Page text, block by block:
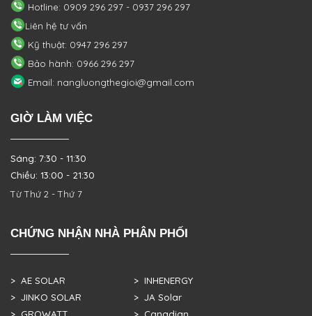
Hotline: 0909 296 297 - 0937 296 297
Liên hệ tư vấn
Kỹ thuật: 0947 296 297
Bảo hành: 0966 296 297
Email: nangluongthegioi@gmail.com
GIỜ LÀM VIỆC
Sáng: 7:30 - 11:30
Chiều: 13:00 - 21:30
Từ Thứ 2 - Thứ 7
CHỨNG NHẬN NHÀ PHÂN PHỐI
> AE SOLAR
> JINKO SOLAR
> INHENERGY
> JA Solar